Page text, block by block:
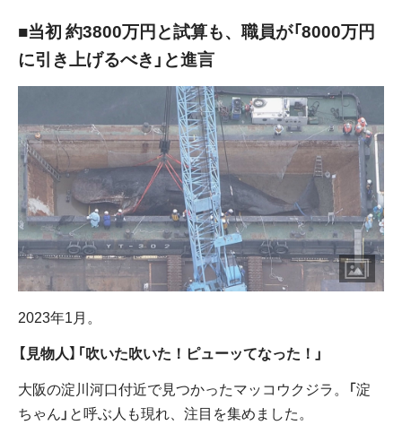
■当初 約3800万円と試算も、職員が「8000万円
に引き上げるべき」と進言
2023年1月。
【見物人】「吹いた吹いた！ピューッてなった！」
大阪の淀川河口付近で見つかったマッコウクジラ。「淀
ちゃん」と呼ぶ人も現れ、注目を集めました。